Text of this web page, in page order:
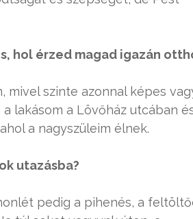
hol érzed magad igazán
mivel szinte azonnal képes
lakásom a Lövőház utcában
a nagyszüleim élnek.
utazásba?
pedig a pihenés, a